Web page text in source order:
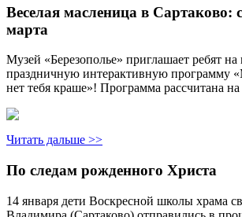
Веселая масленица в Сартаково:
марта
Музей «Березополье» приглашает ребят
праздничную интерактивную программу
нет тебя краше»! Программа рассчитана
Читать дальше >>
По следам рожденного Христа
14 января дети Воскресной школы храма